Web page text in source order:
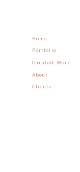
Home
Portfolio
Curated Work
About
Clients